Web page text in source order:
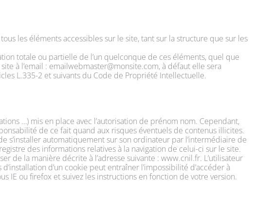
les éléments accessibles sur le site, tant sur la structure que sur les
totale ou partielle de l’un quelconque de ces éléments, quel que
à l’email : emailwebmaster@monsite.com, à défaut elle sera
L.335-2 et suivants du Code de Propriété Intellectuelle.
…) mis en place avec l’autorisation de prénom nom. Cependant,
de ce fait quand aux risques éventuels de contenus illicites.
s’installer automatiquement sur son ordinateur par l’intermédiaire de
des informations relatives à la navigation de celui-ci sur le site.
de la manière décrite à l’adresse suivante : www.cnil.fr. L’utilisateur
d’un cookie peut entraîner l’impossibilité d’accéder à
IE ou firefox et suivez les instructions en fonction de votre version.